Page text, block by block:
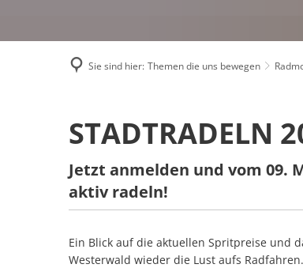
Sie sind hier: Themen die uns bewegen
Stadtradeln
STADTRADELN
Jetzt anmelden und vom 09.
aktiv radeln!
Ein Blick auf die aktuellen Spritpreise und
Westerwald wieder die Lust aufs